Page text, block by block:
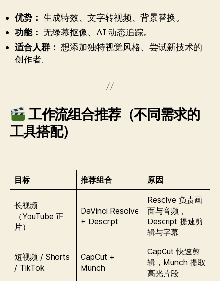
优势： 生成特效、文字转视频、背景替换。
功能： 无绿幕抠像、AI 动态追踪。
适合人群： 想添加独特视觉风格、尝试新技术的
创作者。
工作流组合推荐（不同需求的
工具搭配）
目标 推荐组合 原因
长视频
（YouTube 正
片）
DaVinci Resolve
+ Descript
Resolve 负责画
面与音频，
Descript 提速剪
辑与字幕
短视频 / Shorts
/ TikTok
CapCut +
Munch
CapCut 快速剪
辑，Munch 提取
高光片段